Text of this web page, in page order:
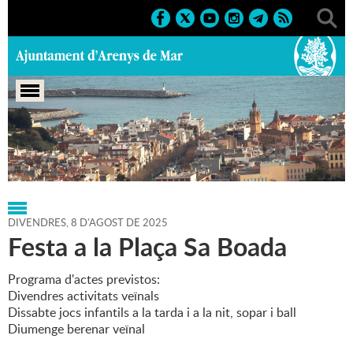
Portada > Regidories > Festes > Agenda > 08-08-2025
DIVENDRES,8 D'AGOST DE 2025
Festa a la Plaça Sa Boada
Programa d'actes previstos:
Divendres activitats veïnals
Dissabte jocs infantils a la tarda i a la nit, sopar i ball
Diumenge berenar veïnal